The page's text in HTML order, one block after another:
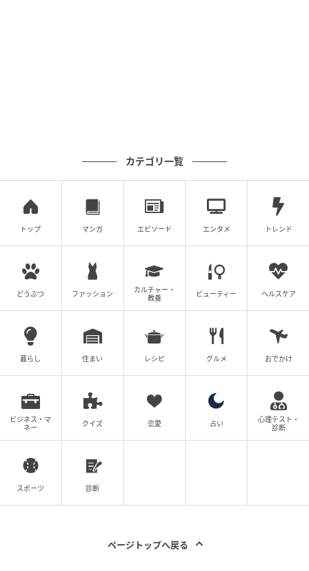
カテゴリ一覧
トップ マンガ エピソード エンタメ トレンド
どうぶつ ファッション
カルチャー・
教養
ビューティー ヘルスケア
暮らし 住まい レシピ グルメ おでかけ
ビジネス・マ
ネー
クイズ 恋愛 占い
心理テスト・
診断
スポーツ 診断
ページトップへ戻る